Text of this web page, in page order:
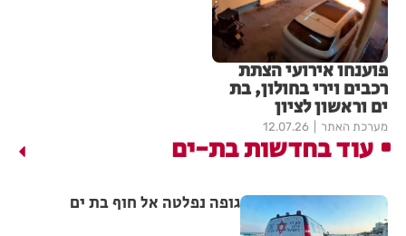
פוענחו אירועי הצתת
רכבים וירי בחולון, בת
ים וראשון לציון
מערכת האתר 12.07.26
עוד בחדשות בת-ים
גופה נפלטה אל חוף בת ים